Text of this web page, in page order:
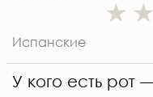
Испанские
У кого есть рот